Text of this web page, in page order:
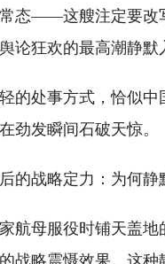
态——这艘注定要改
论狂欢的最高潮静默
的处事方式，恰似
劲发瞬间石破天惊。
的战略定力：为何
航母服役时铺天盖
战略震慑效果。这